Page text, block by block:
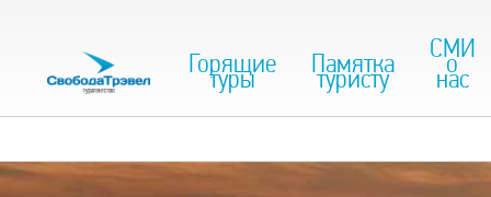
Горящие
туры Памятка
туристу
СМИ
о
нас